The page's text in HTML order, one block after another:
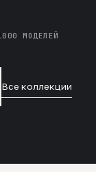
МОДЕЛЕЙ
Все коллекции